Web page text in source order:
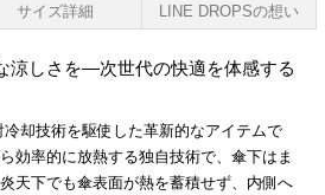
サイズ詳細 LINE DROPSの想い
涼しさを―次世代の快適を体感する
冷却技術を駆使した革新的なアイテムで
効率的に放熱する独自技術で、傘下はま
天下でも傘表面が熱を蓄積せず、内側へ